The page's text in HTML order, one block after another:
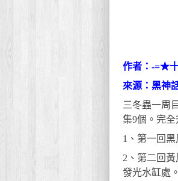
作者：-=★
來源：黑神
三冬蟲一周
集9個。完全
1、第一回
2、第二回
發光水缸處。